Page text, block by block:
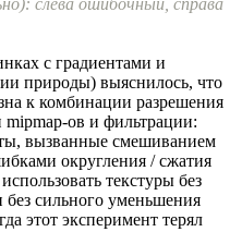
с градиентами и
природы) выяснилось, что
к комбинации разрешения
mipmap-ов и фильтрации:
вызванные смешиванием
округления / сжатия
текстуры без
сильного уменьшения
этот эксперимент терял